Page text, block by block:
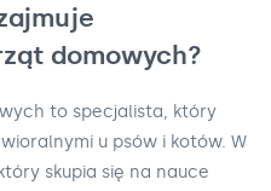
domowych?
to specjalista, który
u psów i kotów. W
skupia się na nauce